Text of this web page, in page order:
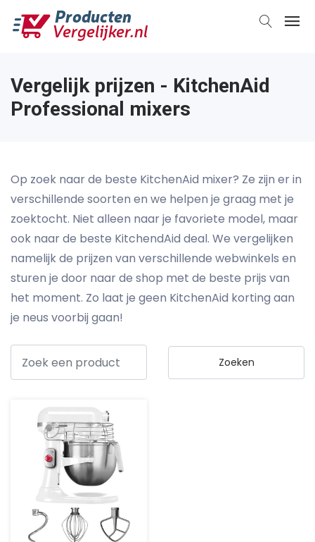
Vergelijk prijzen - KitchenAid
Professional mixers
Op zoek naar de beste KitchenAid mixer? Ze zijn er in
verschillende soorten en we helpen je graag met je
zoektocht. Niet alleen naar je favoriete model, maar
ook naar de beste KitchendAid deal. We vergelijken
namelijk de prijzen van verschillende webwinkels en
sturen je door naar de shop met de beste prijs van
het moment. Zo laat je geen KitchenAid korting aan
je neus voorbij gaan!